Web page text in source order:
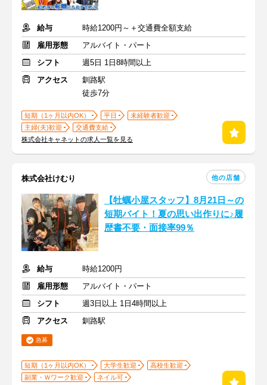
給与
時給1200円～＋交通費全額支給
雇用形態
アルバイト・パート
シフト
週5日 1日8時間以上
アクセス
釧路駅
徒歩7分
短期（1ヶ月以内OK） 平日
未経験者歓迎
主婦(夫)歓迎
交通費支給
株式会社キャネットの求人一覧を見る
株式会社けむり 他の店舗
【牡蠣小屋スタッフ】8月21日～の
短期バイト！夏の思い出作りに♪履
歴書不要・面接率99％
給与
時給1200円
雇用形態
アルバイト・パート
シフト
週3日以上 1日4時間以上
アクセス
釧路駅
急募
短期（1ヶ月以内OK） 大学生歓迎
高校生歓迎
副業・Ｗワーク歓迎
ネイル可